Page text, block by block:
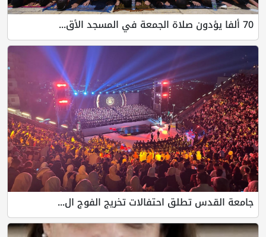
70 ألفا يؤدون صلاة الجمعة في المسجد الأق...
جامعة القدس تطلق احتفالات تخريج الفوج ال...